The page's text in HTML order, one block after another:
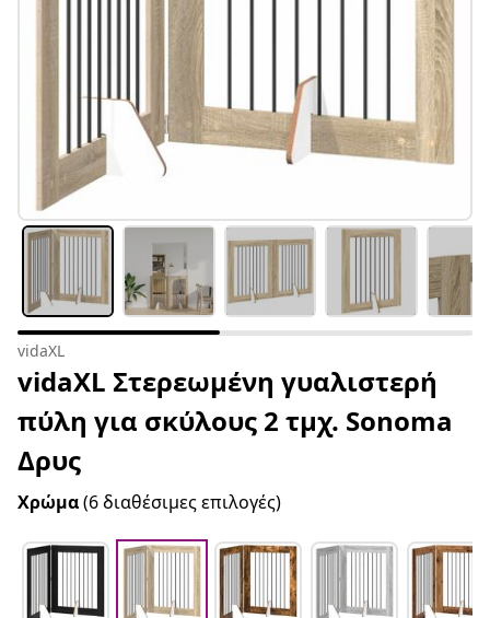
vidaXL
vidaXL Στερεωμένη γυαλιστερή
πύλη για σκύλους 2 τμχ. Sonoma
Δρυς
Χρώμα(6 διαθέσιμες επιλογές)